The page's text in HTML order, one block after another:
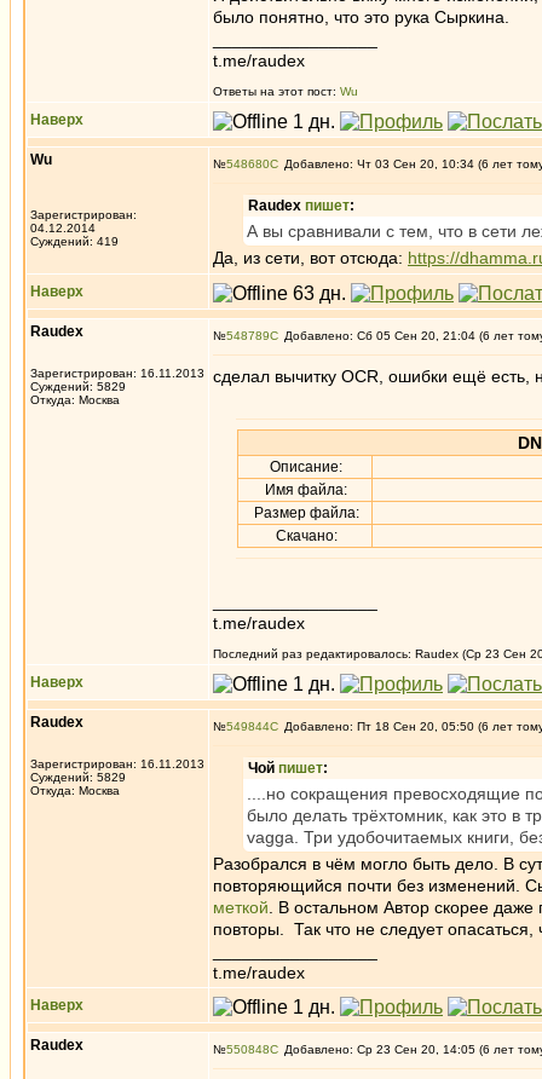
было понятно, что это рука Сыркина.
t.me/raudex
Ответы на этот пост: Wu
Наверх
Wu
Зарегистрирован:
04.12.2014
Суждений: 419
№548680 Добавлено: Чт 03 Сен 20, 10:34 (6 лет
Raudex пишет:
А вы сравнивали с тем, что в сети
Да, из сети, вот отсюда: https://
Наверх
Raudex
Зарегистрирован: 16.11.2013
Суждений: 5829
Откуда: Москва
№548789 Добавлено: Сб 05 Сен 20, 21:04 (6 лет
сделал вычитку OCR, ошибки ещё есть,
Описание:
Имя файла:
Размер файла:
Скачано:
t.me/raudex
Последний раз редактировалось: Raudex (Ср 23 Сен
Наверх
Raudex
Зарегистрирован: 16.11.2013
Суждений: 5829
Откуда: Москва
№549844 Добавлено: Пт 18 Сен 20, 05:50 (6 лет
Чой пишет:
....но сокращения превосходящие
было делать трёхтомник, как это в
vagga. Три удобочитаемых книги,
Разобрался в чём могло быть дело. В
повторяющийся почти без изменений.
меткой . В остальном Автор скорее
повторы. Так что не следует опасаться,
t.me/raudex
Наверх
Raudex №550848 Добавлено: Ср 23 Сен 20, 14:05 (6 лет